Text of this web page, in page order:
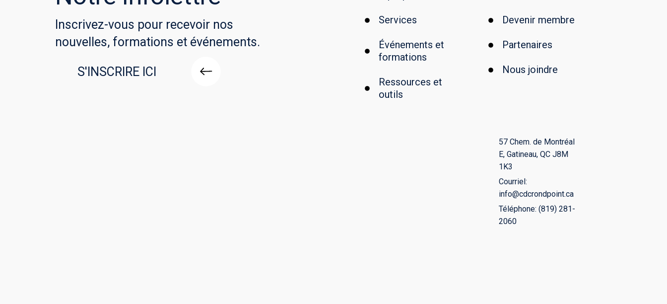
Inscrivez-vous pour recevoir nos
nouvelles, formations et événements.
S'INSCRIRE ICI
Services
Événements et
formations
Ressources et
outils
Devenir membre
Partenaires
Nous joindre
57 Chem. de Montréal
E, Gatineau, QC J8M
1K3
Courriel:
info@cdcrondpoint.ca
Téléphone: (819) 281-
2060